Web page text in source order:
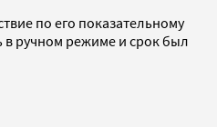
по его показательному
в ручном режиме и срок был